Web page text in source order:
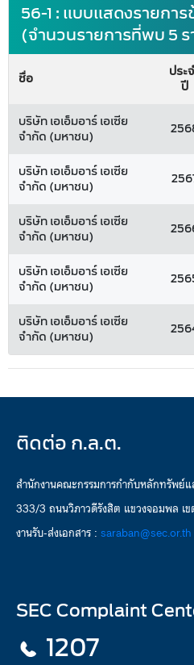
56-1 : แบบแสดงรายกา
(จำนวนรายการที่พบ 5
ชื่อ
ประ
ปี
บริษัท เอเอ็มอาร์ เอเซีย
จำกัด (มหาชน)
บริษัท เอเอ็มอาร์ เอเซีย
จำกัด (มหาชน)
บริษัท เอเอ็มอาร์ เอเซีย
จำกัด (มหาชน)
บริษัท เอเอ็มอาร์ เอเซีย
จำกัด (มหาชน)
บริษัท เอเอ็มอาร์ เอเซีย
จำกัด (มหาชน)
ติดต่อ ก.ล.ต.
สำนักงานคณะกรรมการกำกับหลักทรัพย์
333/3 ถนนวิภาวดีรังสิต แขวงจอมพล เ
งานรับ-ส่งเอกสาร : saraban@sec.or.th
SEC Complaint
1207